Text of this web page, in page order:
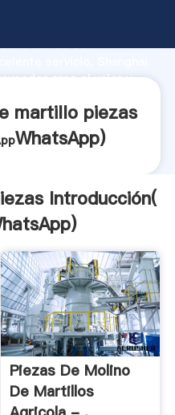
fuerza de
crea el valor y
martillo piezas
WhatsApp)
Introducción(
)
Piezas De Molino
De Martillos